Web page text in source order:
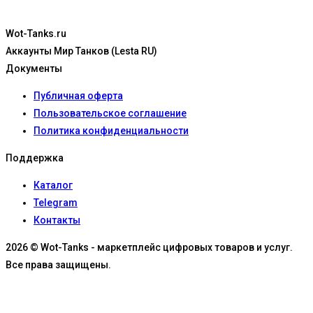
Wot-Tanks.ru
Аккаунты Мир Танков (Lesta RU)
Документы
Публичная оферта
Пользовательское соглашение
Политика конфиденциальности
Поддержка
Каталог
Telegram
Контакты
2026 © Wot-Tanks - маркетплейс цифровых товаров и услуг.
Все права защищены.